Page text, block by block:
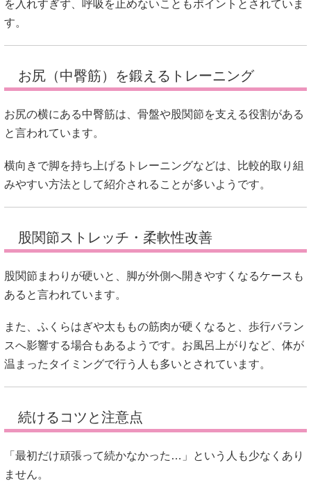
を入れすぎず、呼吸を止めないこともポイントとされていま
す。
お尻（中臀筋）を鍛えるトレーニング
お尻の横にある中臀筋は、骨盤や股関節を支える役割がある
と言われています。
横向きで脚を持ち上げるトレーニングなどは、比較的取り組
みやすい方法として紹介されることが多いようです。
股関節ストレッチ・柔軟性改善
股関節まわりが硬いと、脚が外側へ開きやすくなるケースも
あると言われています。
また、ふくらはぎや太ももの筋肉が硬くなると、歩行バラン
スへ影響する場合もあるようです。お風呂上がりなど、体が
温まったタイミングで行う人も多いとされています。
続けるコツと注意点
「最初だけ頑張って続かなかった…」という人も少なくあり
ません。